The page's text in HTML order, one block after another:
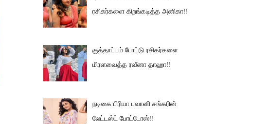
ரசிகர்களை கிறங்கடித்த அனிகா!!
குத்தாட்டம் போட்டு ரசிகர்களை
மிரளவைத்த ரவீனா தாஹா!!
நடிகை பிரியா பவானி சங்கரின்
லேட்டஸ்ட் போட்டோஸ்!!